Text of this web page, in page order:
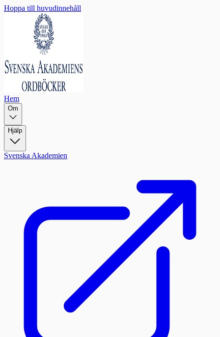
Hoppa till huvudinnehåll
Hem
Om
Hjälp
Svenska Akademien